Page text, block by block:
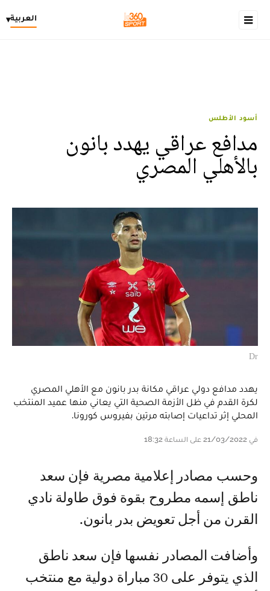
العربية▾
أسود الأطلس
مدافع عراقي يهدد بانون
بالأهلي المصري
Dr
يهدد مدافع دولي عراقي مكانة بدر بانون مع الأهلي المصري
لكرة القدم في ظل الأزمة الصحية التي يعاني منها عميد المنتخب
المحلي إثر تداعيات إصابته مرتين بفيروس كورونا.
في 21/03/2022 على الساعة 18:32
وحسب مصادر إعلامية مصرية فإن سعد
ناطق إسمه مطروح بقوة فوق طاولة نادي
القرن من أجل تعويض بدر بانون.
وأضافت المصادر نفسها فإن سعد ناطق
الذي يتوفر على 30 مباراة دولية مع منتخب